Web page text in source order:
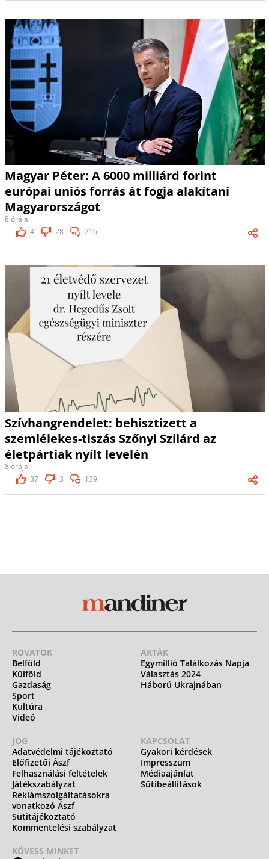
Magyar Péter: A 6000 milliárd forint
európai uniós forrás át fogja alakítani
Magyarországot
8 órája
4
28 216
Szívhangrendelet: behisztizett a
szemlélekes-tiszás Szőnyi Szilárd az
életpártiak nyílt levelén
8 órája
37
3 139
ROVATOK
Belföld
Külföld
Gazdaság
Sport
Kultúra
Videó
AKTÁK
Egymillió Találkozás Napja
Választás 2024
Háború Ukrajnában
JOG
Adatvédelmi tájékoztató
Előfizetői Ászf
Felhasználási feltételek
Játékszabályzat
Reklámszolgáltatásokra
vonatkozó Ászf
Sütitájékoztató
Kommentelési szabályzat
KAPCSOLAT
Gyakori kérdések
Impresszum
Médiaajánlat
Sütibeállítások
KÖVESS MINKET